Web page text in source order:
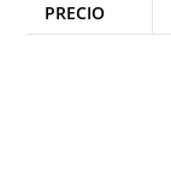
PRECIO